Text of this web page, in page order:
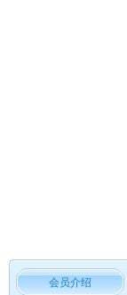
会员介绍